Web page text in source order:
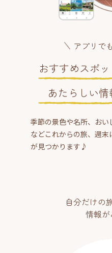
アプリで
おすすめスポ
あたらしい
季節の景色や名所、お
などこれからの旅、週
が見つかります♪
自分だけの
情報が